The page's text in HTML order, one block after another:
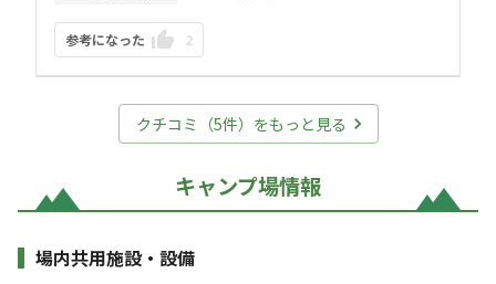
参考になった 2
クチコミ（5件）をもっと見る
キャンプ場情報
場内共用施設・設備